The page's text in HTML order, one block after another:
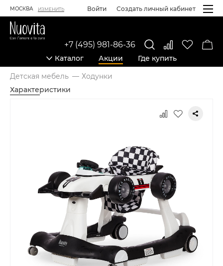
МОСКВА ИЗМЕНИТЬ Войти Создать личный кабинет
Каталог Акции Где купить
+7 (495) 981-86-36
Детская мебель
Ходунки
Характеристики